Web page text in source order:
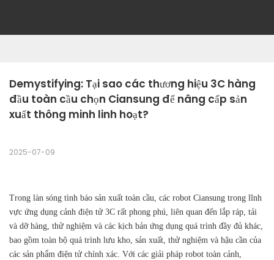
Demystifying: Tại sao các thương hiệu 3C hàng
đầu toàn cầu chọn Ciansung để nâng cấp sản
xuất thông minh linh hoạt?
2025-07-09
Trong làn sóng tình báo sản xuất toàn cầu, các robot Ciansung trong lĩnh
vực ứng dụng cảnh điện tử 3C rất phong phú, liên quan đến lắp ráp, tải
và dỡ hàng, thử nghiệm và các kịch bản ứng dụng quá trình đầy đủ khác,
bao gồm toàn bộ quá trình lưu kho, sản xuất, thử nghiệm và hậu cần của
các sản phẩm điện tử chính xác. Với các giải pháp robot toàn cảnh,